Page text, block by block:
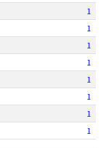
1
1
1
1
1
1
1
1